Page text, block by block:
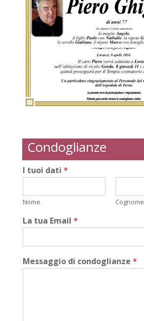
Condoglianze
I tuoi dati *
Nome Cognome
La tua Email *
Messaggio di condoglianze *